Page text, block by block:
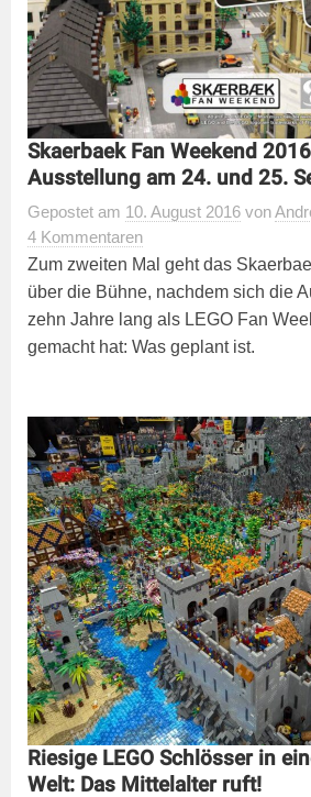
Skaerbaek Fan Weekend
Ausstellung am 24. und 25.
Gepostet am 10. August 2016 von
4 Kommentaren
Zum zweiten Mal geht das
über die Bühne, nachdem sich die
zehn Jahre lang als LEGO Fan
gemacht hat: Was geplant ist.
Riesige LEGO Schlösser in
Welt: Das Mittelalter ruft!